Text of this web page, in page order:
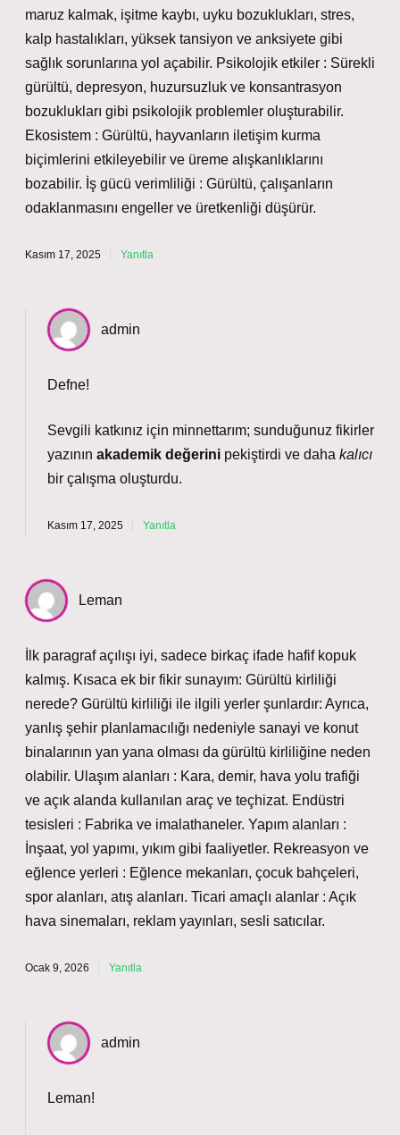
maruz kalmak, işitme kaybı, uyku bozuklukları, stres,
kalp hastalıkları, yüksek tansiyon ve anksiyete gibi
sağlık sorunlarına yol açabilir. Psikolojik etkiler : Sürekli
gürültü, depresyon, huzursuzluk ve konsantrasyon
bozuklukları gibi psikolojik problemler oluşturabilir.
Ekosistem : Gürültü, hayvanların iletişim kurma
biçimlerini etkileyebilir ve üreme alışkanlıklarını
bozabilir. İş gücü verimliliği : Gürültü, çalışanların
odaklanmasını engeller ve üretkenliği düşürür.
Kasım 17, 2025 Yanıtla
admin
Defne!
Sevgili katkınız için minnettarım; sunduğunuz fikirler
yazının akademik değerini pekiştirdi ve daha kalıcı
bir çalışma oluşturdu.
Kasım 17, 2025 Yanıtla
Leman
İlk paragraf açılışı iyi, sadece birkaç ifade hafif kopuk
kalmış. Kısaca ek bir fikir sunayım: Gürültü kirliliği
nerede? Gürültü kirliliği ile ilgili yerler şunlardır: Ayrıca,
yanlış şehir planlamacılığı nedeniyle sanayi ve konut
binalarının yan yana olması da gürültü kirliliğine neden
olabilir. Ulaşım alanları : Kara, demir, hava yolu trafiği
ve açık alanda kullanılan araç ve teçhizat. Endüstri
tesisleri : Fabrika ve imalathaneler. Yapım alanları :
İnşaat, yol yapımı, yıkım gibi faaliyetler. Rekreasyon ve
eğlence yerleri : Eğlence mekanları, çocuk bahçeleri,
spor alanları, atış alanları. Ticari amaçlı alanlar : Açık
hava sinemaları, reklam yayınları, sesli satıcılar.
Ocak 9, 2026 Yanıtla
admin
Leman!